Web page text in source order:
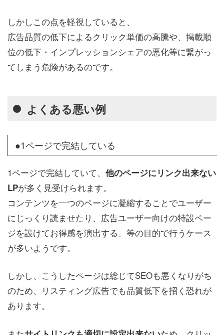
しかしこの点を軽視していると、
広告品質の低下によるクリック単価の高騰や、掲載順
位の低下・インプレッションシェアの悪化等に繋がっ
てしまう危険があるのです。
よくある悪い例
●1ページで完結している
1ページで完結していて、 他のページにリンク出来ない
LPが多く見受けられます。
コンテンツを一つのページに凝縮することでユーザー
にじっくり読ませたり、広告ユーザー向けの特設ペー
ジを設けてお得感を演出する、等の目的で行うケース
が多いようです。
しかし、こうしたページは総じてSEOも悪くなりがち
のため、リスティング広告でも品質低下を招く恐れが
あります。